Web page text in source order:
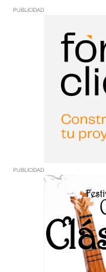
PUBLICIDAD
PUBLICIDAD